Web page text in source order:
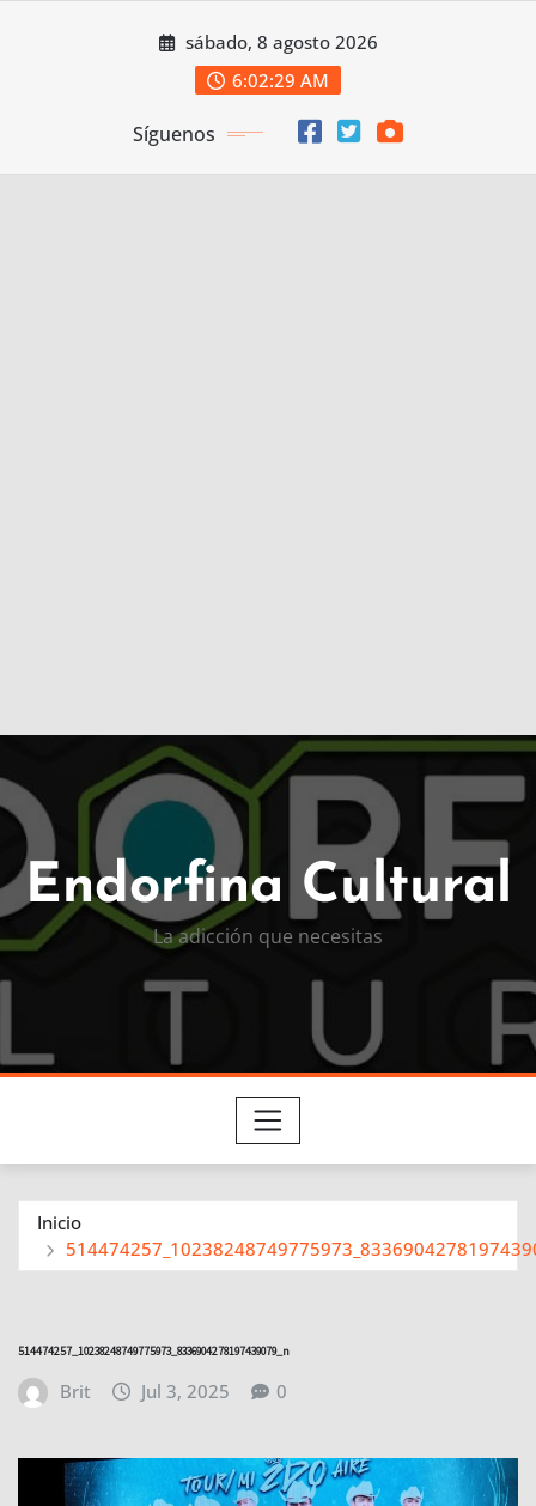
sábado, 8 agosto 2026
6:02:30 AM
Síguenos
Endorfina Cultural
La adicción que necesitas
Inicio
514474257_10238248749775973_8336904278197439079_n
Brit Jul 3, 2025 0